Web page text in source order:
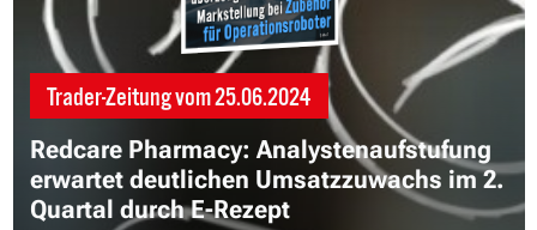
Trader-Zeitung vom25.06.2024
Redcare Pharmacy: Analystenaufstufung
erwartet deutlichen Umsatzzuwachs im 2.
Quartal durch E-Rezept